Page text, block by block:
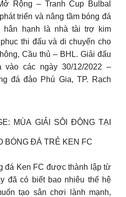
Rộng – Tranh Cup Bulbal
triển và nâng tầm bóng đá
hân hạnh là nhà tài trợ kim
thi đấu và di chuyển cho
Cầu thủ – BHL. Giải đấu
các ngày 30/12/2022 –
đá đảo Phú Gia, TP. Rạch
MÙA GIẢI SÔI ĐỘNG TẠI
BÓNG ĐÁ TRẺ KEN FC
đá Ken FC được thành lập từ
đã có biết bao nhiêu thế hệ
tạo sân chơi lành mạnh,